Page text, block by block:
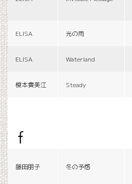
ELISA 光の雨
ELISA Waterland
榎本貴美江 Steady
f
藤田朋子 冬の予感